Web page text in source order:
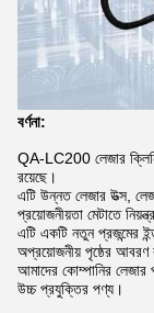
বর্ণনা:
QA-LC200 লেজার
রয়েছে।
এটি উন্নত লেজার উত্স,
প্রয়োজনীয়তা মেটাতে
এটি একটি নতুন প্রজন্মের
অপ্রয়োজনীয় পৃষ্ঠের আবরণ
আমাদের কোম্পানির লেজার
উচ্চ প্রযুক্তির পণ্য।